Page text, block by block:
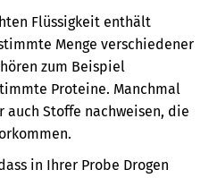
Flüssigkeit enthält
Menge verschiedener
zum Beispiel
Proteine. Manchmal
auch Stoffe nachweisen, die
in Ihrer Probe Drogen